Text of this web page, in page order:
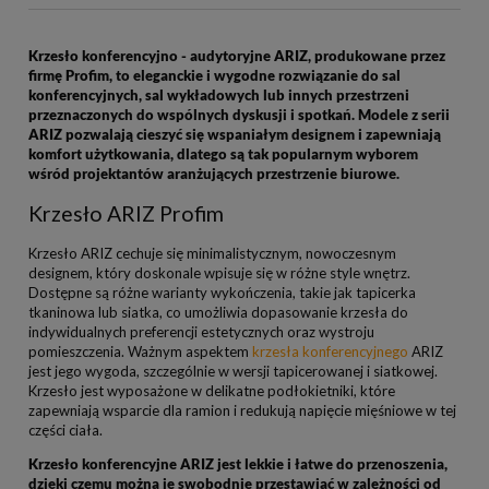
Krzesło konferencyjno - audytoryjne ARIZ, produkowane przez
firmę Profim, to eleganckie i wygodne rozwiązanie do sal
konferencyjnych, sal wykładowych lub innych przestrzeni
przeznaczonych do wspólnych dyskusji i spotkań. Modele z serii
ARIZ pozwalają cieszyć się wspaniałym designem i zapewniają
komfort użytkowania, dlatego są tak popularnym wyborem
wśród projektantów aranżujących przestrzenie biurowe.
Krzesło ARIZ Profim
Krzesło ARIZ cechuje się minimalistycznym, nowoczesnym
designem, który doskonale wpisuje się w różne style wnętrz.
Dostępne są różne warianty wykończenia, takie jak tapicerka
tkaninowa lub siatka, co umożliwia dopasowanie krzesła do
indywidualnych preferencji estetycznych oraz wystroju
pomieszczenia. Ważnym aspektem krzesła konferencyjnego ARIZ
jest jego wygoda, szczególnie w wersji tapicerowanej i siatkowej.
Krzesło jest wyposażone w delikatne podłokietniki, które
zapewniają wsparcie dla ramion i redukują napięcie mięśniowe w tej
części ciała.
Krzesło konferencyjne ARIZ jest lekkie i łatwe do przenoszenia,
dzięki czemu można je swobodnie przestawiać w zależności od